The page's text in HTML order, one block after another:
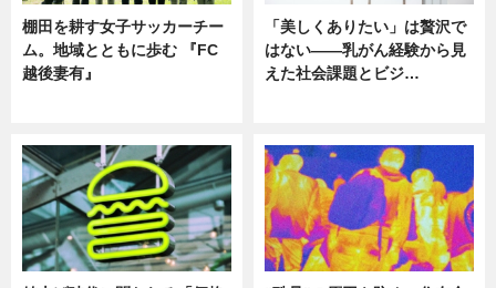
棚田を耕す女子サッカーチー
ム。地域とともに歩む 『FC
越後妻有』
「美しくありたい」は贅沢で
はない――乳がん経験から見
えた社会課題とビジ…